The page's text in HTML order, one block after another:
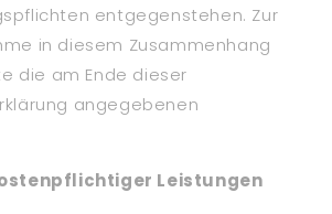
entgegenstehen. Zur
in diesem Zusammenhang
die am Ende dieser
angegebenen
Leistungen